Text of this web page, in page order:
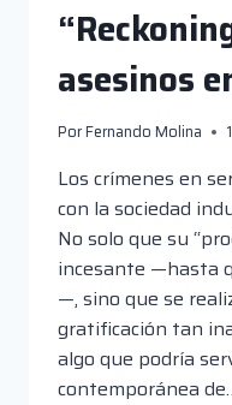
asesinos
PorFernando Molina
Los crímenes en
con la sociedad
No solo que su
incesante —hasta
—, sino que se
gratificación tan
algo que podría
contemporánea